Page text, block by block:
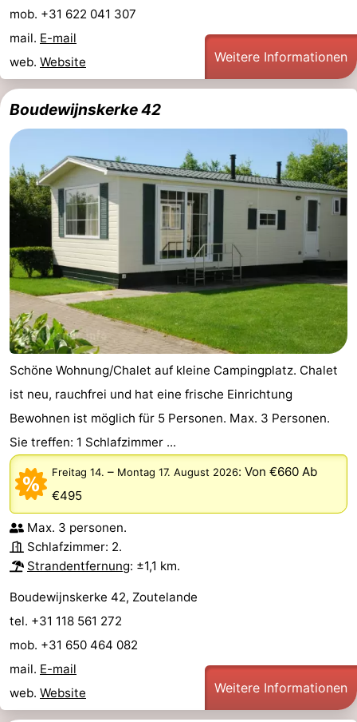
mob. +31 622 041 307
mail. E-mail
web. Website Weitere Informationen
Boudewijnskerke 42
Schöne Wohnung/Chalet auf kleine Campingplatz. Chalet
ist neu, rauchfrei und hat eine frische Einrichtung
Bewohnen ist möglich für 5 Personen. Max. 3 Personen.
Sie treffen: 1 Schlafzimmer ...
Freitag 14. – Montag 17. August 2026: Von €660 Ab
€495
Max. 3 personen.
Schlafzimmer: 2.
Strandentfernung: ±1,1 km.
Boudewijnskerke 42, Zoutelande
tel. +31 118 561 272
mob. +31 650 464 082
mail. E-mail
web. Website Weitere Informationen